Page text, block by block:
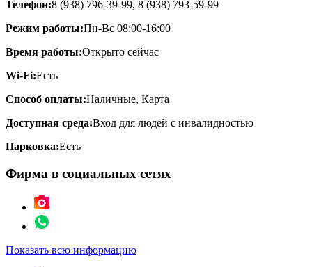
Телефон:8 (938) 796-39-99, 8 (938) 793-59-99
Режим работы:Пн-Вс 08:00-16:00
Время работы:Открыто сейчас
Wi-Fi:Есть
Способ оплаты:Наличные, Карта
Доступная среда:Вход для людей с инвалидностью
Парковка:Есть
Фирма в социальных сетях
Показать всю информацию